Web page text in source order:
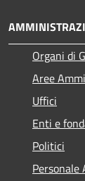
Organi di
Aree
Uffici
Enti e
Politici